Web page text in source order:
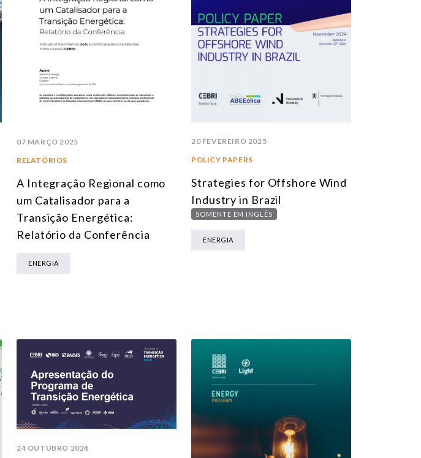
07 MARÇO 2025
RELATÓRIOS
A Integração Regional como
um Catalisador para a
Transição Energética:
Relatório da Conferência
ENERGIA
20 FEVEREIRO 2025
POLICY PAPERS
Strategies for Offshore Wind
Industry in Brazil
SOMENTE EM INGLÊS
ENERGIA
24 OUTUBRO 2024